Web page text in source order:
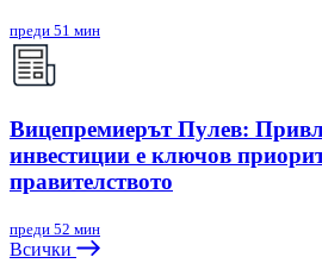
преди 51 мин
Вицепремиерът Пулев:
инвестиции е ключов
правителството
преди 52 мин
Всички